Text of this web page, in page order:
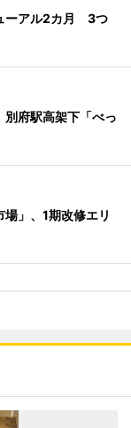
ーアル2カ月 3つ
府駅高架下「べっ
」、1期改修エリ